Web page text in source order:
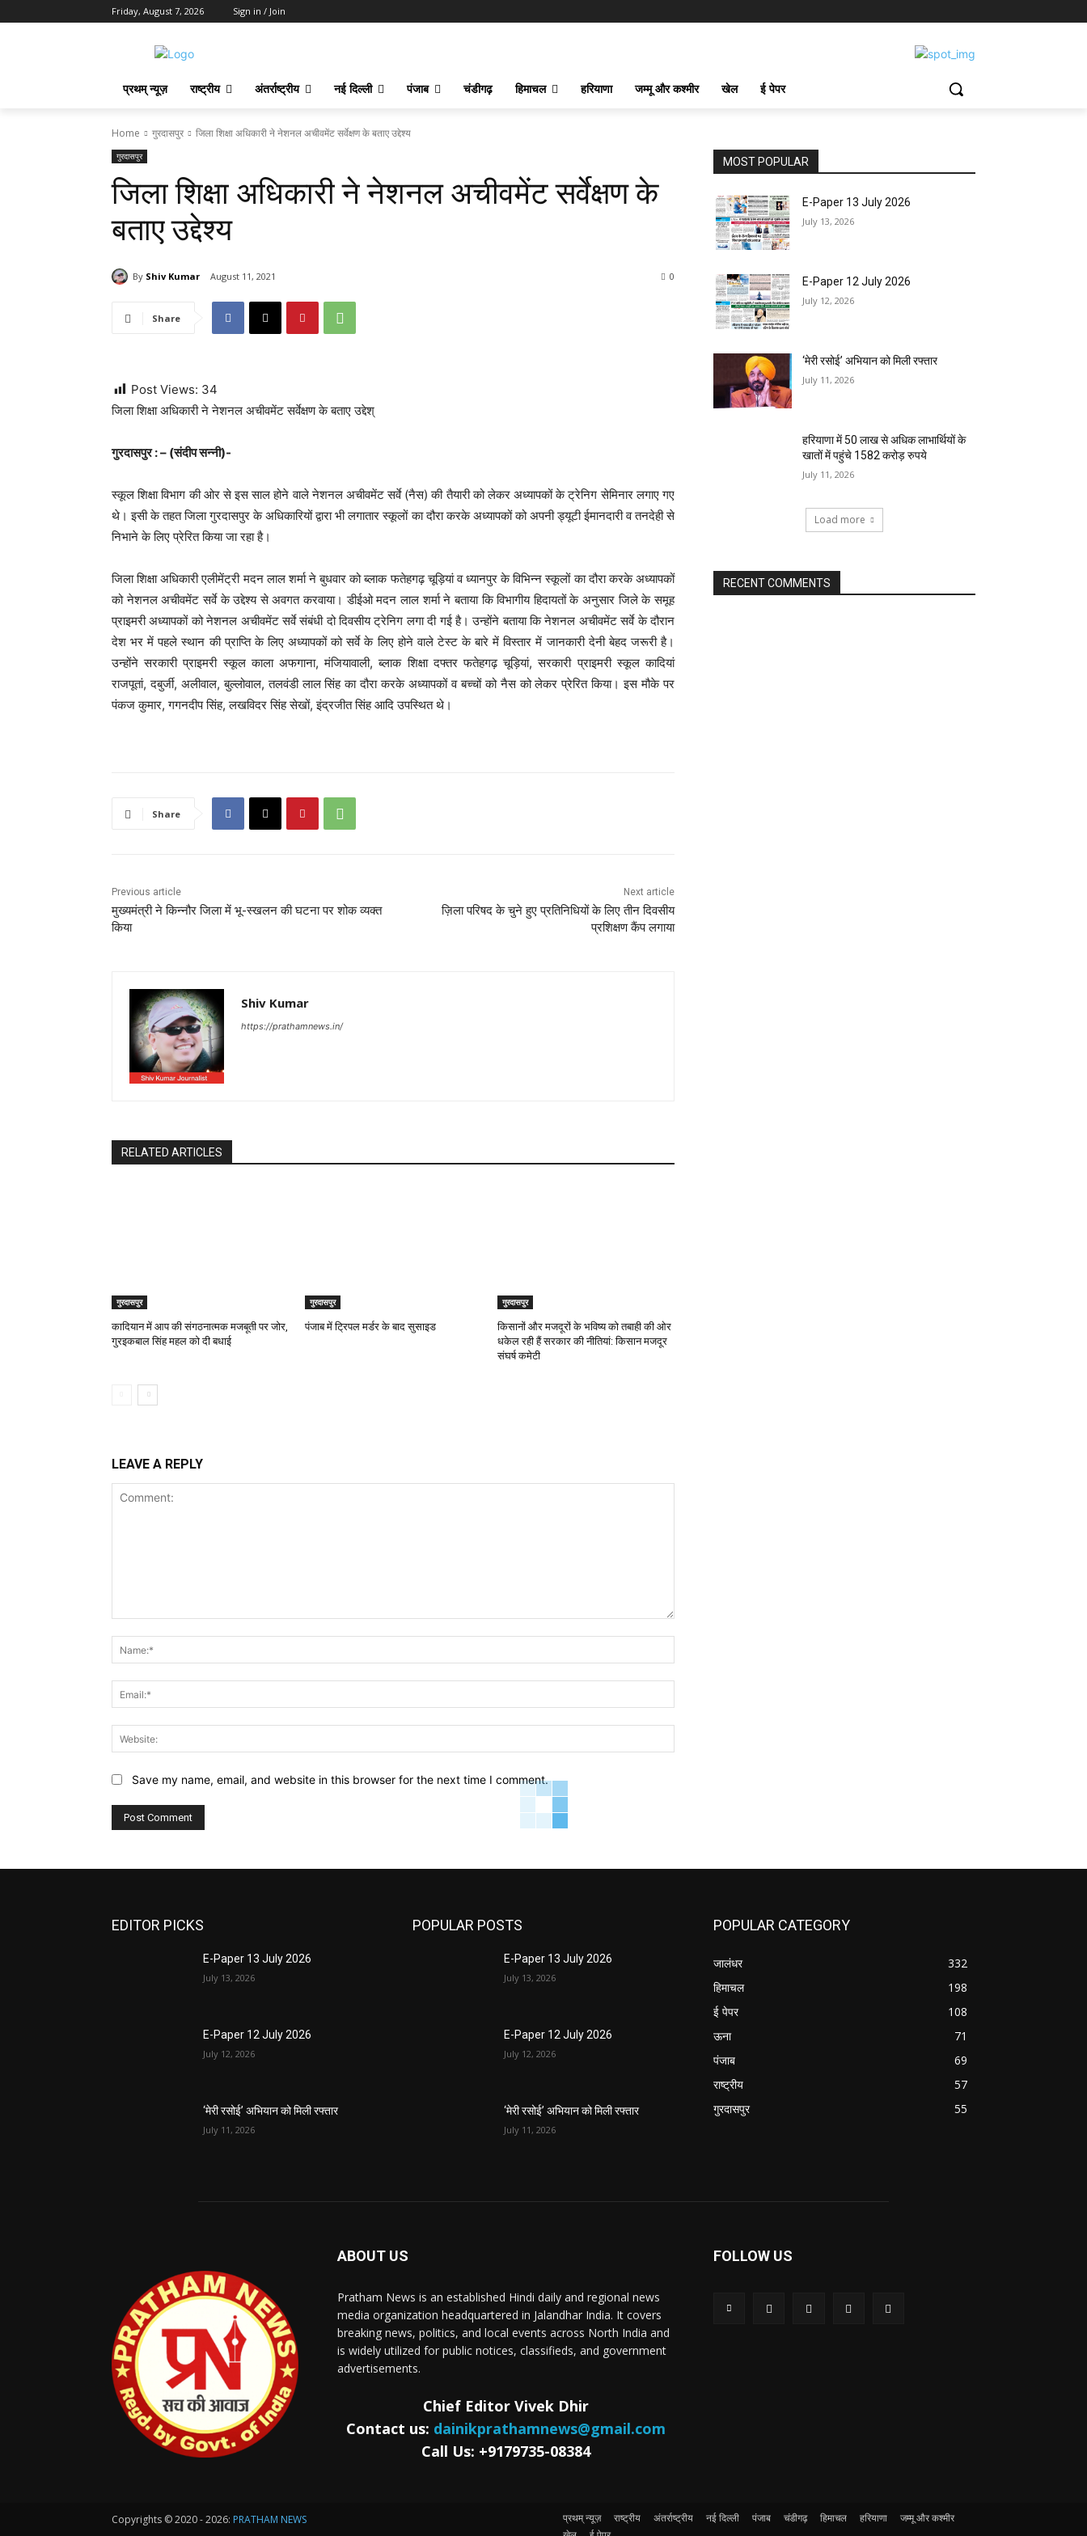
Friday, August 7, 2026 Sign in / Join
प्रथम् न्यूज़ राष्ट्रीय अंतर्राष्ट्रीय नई दिल्ली पंजाब चंडीगढ़ हिमाचल हरियाणा जम्मू और कश्मीर खेल ई पेपर
Home गुरदासपुर जिला शिक्षा अधिकारी ने नेशनल अचीवमेंट सर्वेक्षण के बताए उद्देश्य
गुरदासपुर
जिला शिक्षा अधिकारी ने नेशनल अचीवमेंट सर्वेक्षण के
बताए उद्देश्य
By Shiv Kumar August 11, 2021 0
Share
Post Views: 34
जिला शिक्षा अधिकारी ने नेशनल अचीवमेंट सर्वेक्षण के बताए उद्देश्
गुरदासपुर : – (संदीप सन्नी)-
स्कूल शिक्षा विभाग की ओर से इस साल होने वाले नेशनल अचीवमेंट सर्वे (नैस) की तैयारी को लेकर अध्यापकों के ट्रेनिग सेमिनार लगाए गए
थे। इसी के तहत जिला गुरदासपुर के अधिकारियों द्वारा भी लगातार स्कूलों का दौरा करके अध्यापकों को अपनी ड्यूटी ईमानदारी व तनदेही से
निभाने के लिए प्रेरित किया जा रहा है।
जिला शिक्षा अधिकारी एलीमेंट्री मदन लाल शर्मा ने बुधवार को ब्लाक फतेहगढ़ चूड़ियां व ध्यानपुर के विभिन्न स्कूलों का दौरा करके अध्यापकों
को नेशनल अचीवमेंट सर्वे के उद्देश्य से अवगत करवाया। डीईओ मदन लाल शर्मा ने बताया कि विभागीय हिदायतों के अनुसार जिले के समूह
प्राइमरी अध्यापकों को नेशनल अचीवमेंट सर्वे संबंधी दो दिवसीय ट्रेनिग लगा दी गई है। उन्होंने बताया कि नेशनल अचीवमेंट सर्वे के दौरान
देश भर में पहले स्थान की प्राप्ति के लिए अध्यापकों को सर्वे के लिए होने वाले टेस्ट के बारे में विस्तार में जानकारी देनी बेहद जरूरी है।
उन्होंने सरकारी प्राइमरी स्कूल काला अफगाना,मंजियावाली,ब्लाक शिक्षा दफ्तर फतेहगढ़ चूड़ियां,सरकारी प्राइमरी स्कूल कादियां
राजपूतां,दबुर्जी, अलीवाल,बुल्लोवाल,तलवंडी लाल सिंह का दौरा करके अध्यापकों व बच्चों को नैस को लेकर प्रेरित किया। इस मौके पर
पंकज कुमार,गगनदीप सिंह,लखविदर सिंह सेखों,इंद्रजीत सिंह आदि उपस्थित थे।
Share
Previous article
मुख्यमंत्री ने किन्नौर जिला में भू-स्खलन की घटना पर शोक व्यक्त
किया
Next article
ज़िला परिषद के चुने हुए प्रतिनिधियों के लिए तीन दिवसीय
प्रशिक्षण कैंप लगाया
Shiv Kumar
https://prathamnews.in/
RELATED ARTICLES
गुरदासपुर
कादियान में आप की संगठनात्मक मजबूती पर जोर,
गुरइकबाल सिंह महल को दी बधाई
गुरदासपुर
पंजाब में ट्रिपल मर्डर के बाद सुसाइड
गुरदासपुर
किसानों और मजदूरों के भविष्य को तबाही की ओर
धकेल रही हैं सरकार की नीतियां: किसान मजदूर
संघर्ष कमेटी
LEAVE A REPLY
Save my name, email, and website in this browser for the next time I comment.
MOST POPULAR
E-Paper 13 July 2026
July 13, 2026
E-Paper 12 July 2026
July 12, 2026
‘मेरी रसोई’ अभियान को मिली रफ्तार
July 11, 2026
हरियाणा में 50 लाख से अधिक लाभार्थियों के
खातों में पहुंचे 1582 करोड़ रुपये
July 11, 2026
Load more
RECENT COMMENTS
EDITOR PICKS
E-Paper 13 July 2026
July 13, 2026
E-Paper 12 July 2026
July 12, 2026
‘मेरी रसोई’ अभियान को मिली रफ्तार
July 11, 2026
POPULAR POSTS
E-Paper 13 July 2026
July 13, 2026
E-Paper 12 July 2026
July 12, 2026
‘मेरी रसोई’ अभियान को मिली रफ्तार
July 11, 2026
POPULAR CATEGORY
जालंधर
332
हिमाचल
198
ई पेपर
108
ऊना
71
पंजाब
69
राष्ट्रीय
57
गुरदासपुर
55
ABOUT US
Pratham News is an established Hindi daily and regional news
media organization headquartered in Jalandhar India. It covers
breaking news, politics, and local events across North India and
is widely utilized for public notices, classifieds, and government
advertisements.
Chief Editor Vivek Dhir
Contact us: dainikprathamnews@gmail.com
Call Us: +9179735-08384
FOLLOW US
Copyrights © 2020 - 2026: PRATHAM NEWS प्रथम् न्यूज़ राष्ट्रीय अंतर्राष्ट्रीय नई दिल्ली पंजाब चंडीगढ़ हिमाचल हरियाणा
जम्मू और कश्मीर